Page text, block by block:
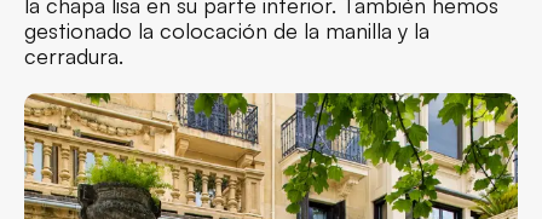
gestionado la colocación de la manilla y la
cerradura.